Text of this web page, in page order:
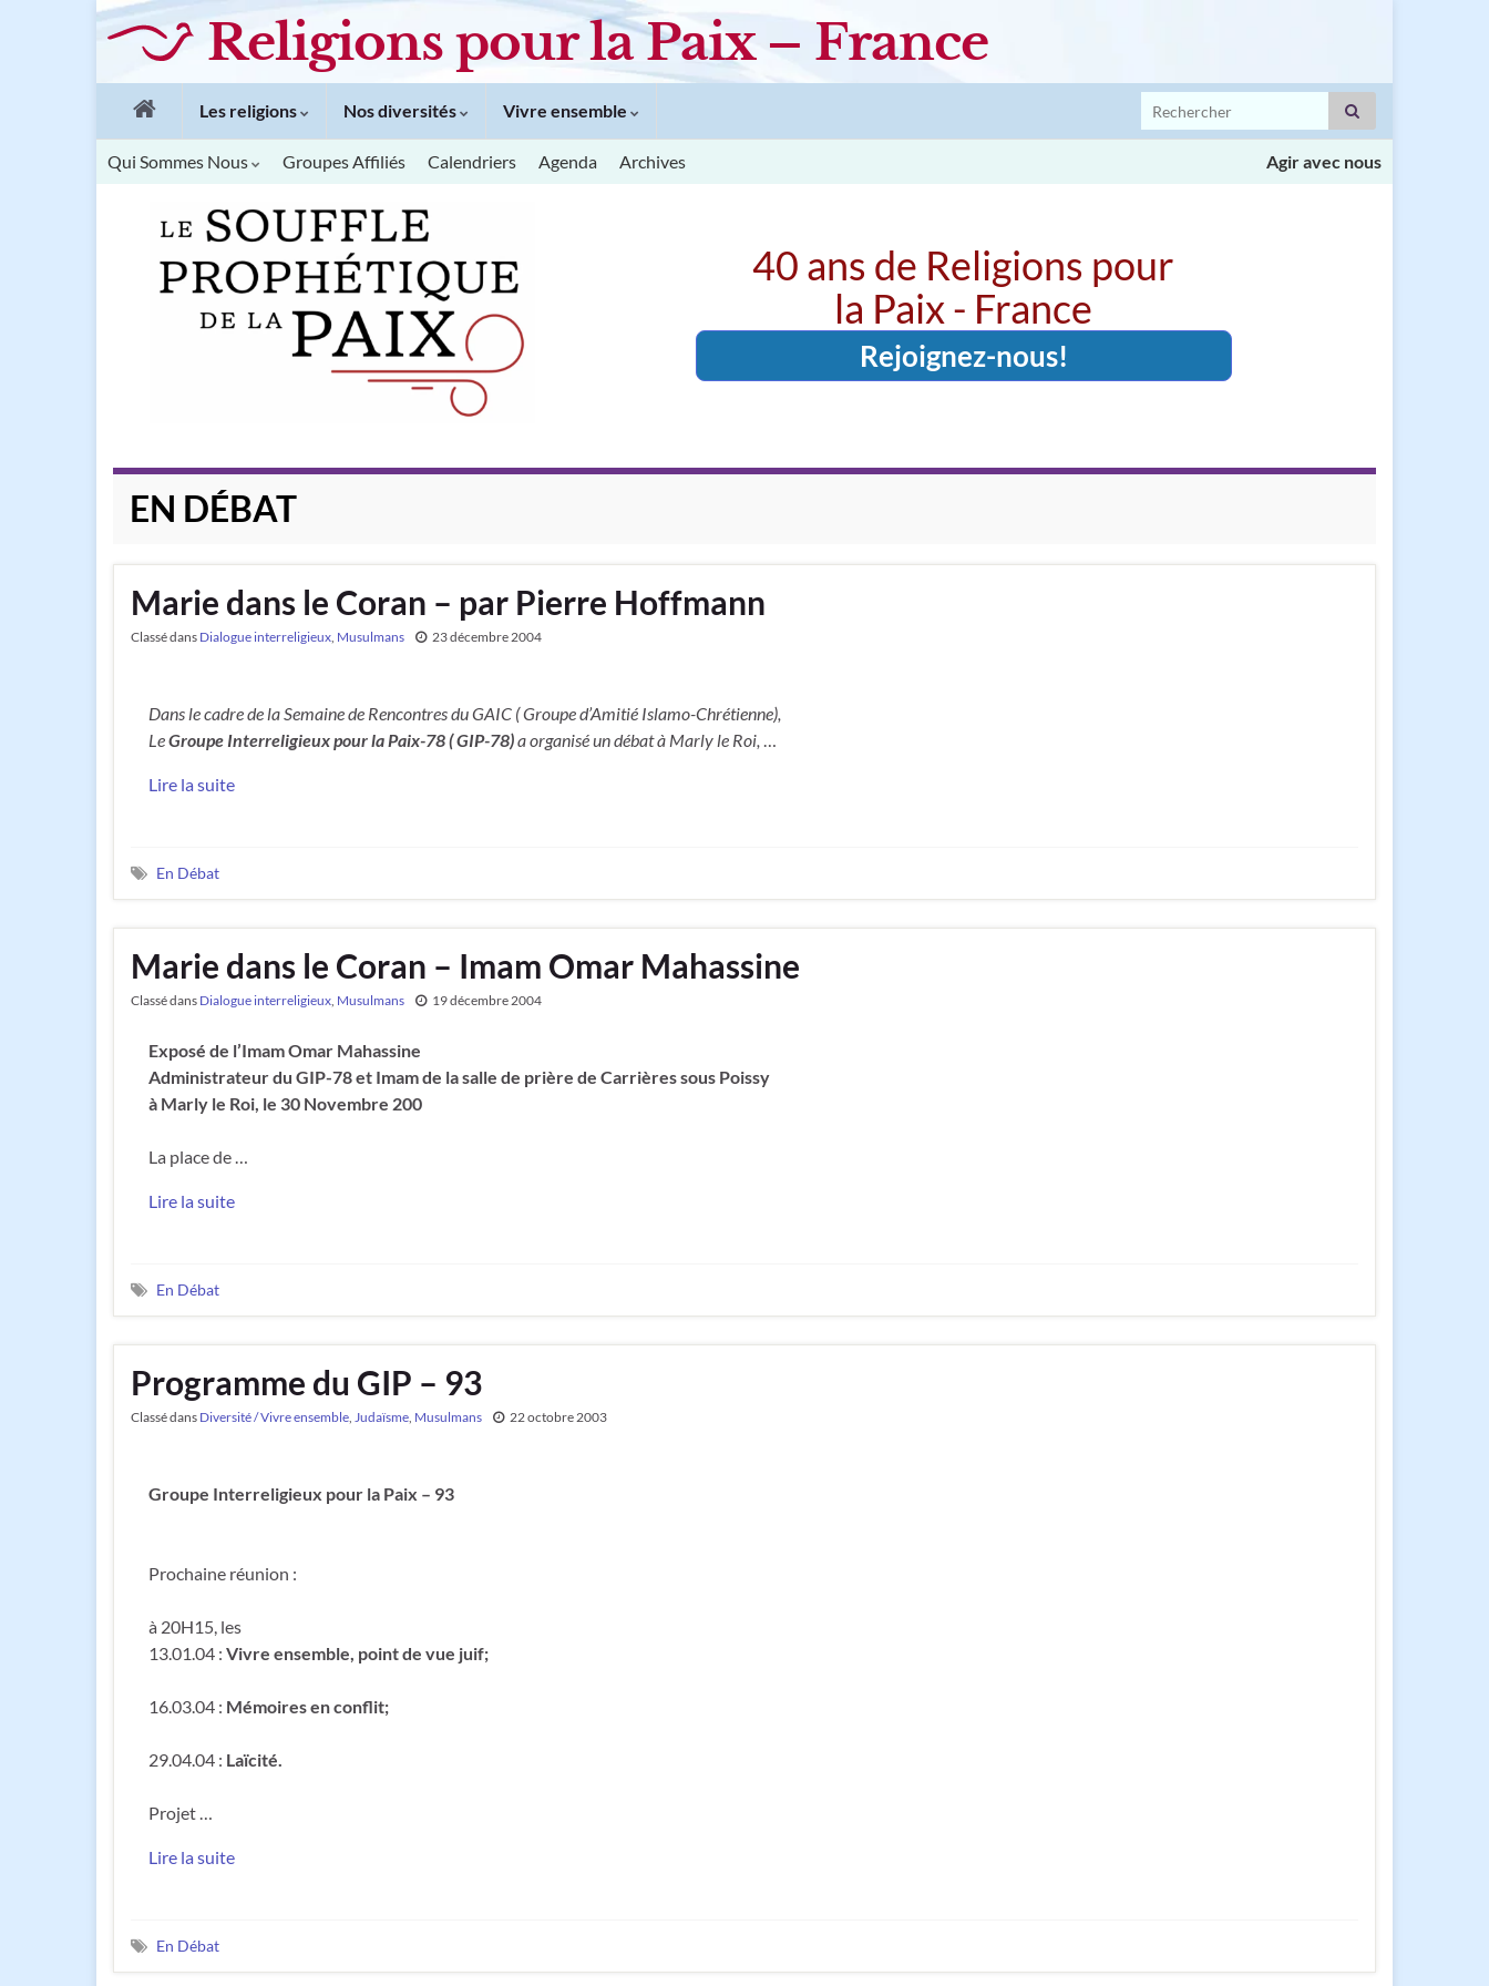
Religions pour la Paix – France
Les religions Nos diversités Vivre ensemble Search for:
Qui Sommes Nous Groupes Affiliés Calendriers Agenda Archives Agir avec nous
40 ans de Religions pour
la Paix - France
Rejoignez-nous!
EN DÉBAT
Marie dans le Coran – par Pierre Hoffmann
Classé dans Dialogue interreligieux Musulmans 23 décembre 2004
Dans le cadre de la Semaine de Rencontres du GAIC ( Groupe d’Amitié Islamo-Chrétienne),
LeGroupe Interreligieux pour la Paix-78 ( GIP-78)a organisé un débat à Marly le Roi,
Lire la suite
En Débat
Marie dans le Coran – Imam Omar Mahassine
Classé dans Dialogue interreligieux Musulmans 19 décembre 2004
Exposé de l’Imam Omar Mahassine
Administrateur du GIP-78 et Imam de la salle de prière de Carrières sous Poissy
à Marly le Roi, le 30 Novembre 200
La place de …
Lire la suite
En Débat
Programme du GIP – 93
Classé dans Diversité / Vivre ensemble Judaïsme Musulmans 22 octobre 2003
Groupe Interreligieux pour la Paix – 93
Prochaine réunion :
à 20H15, les
13.01.04 : Vivre ensemble, point de vue juif;
16.03.04 : Mémoires en conflit;
29.04.04 : Laïcité.
Projet …
Lire la suite
En Débat